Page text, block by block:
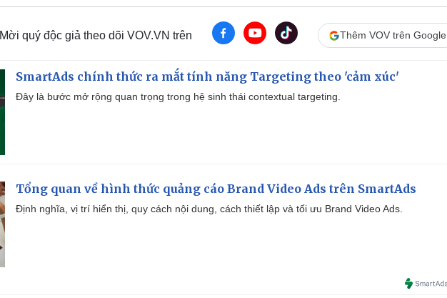
Mời quý độc giả theo dõi VOV.VN trên Thêm VOV trên Google
SmartAds chính thức ra mắt tính năng Targeting theo 'cảm xúc'
Đây là bước mở rộng quan trọng trong hệ sinh thái contextual targeting.
Tổng quan về hình thức quảng cáo Brand Video Ads trên SmartAds
Định nghĩa, vị trí hiển thị, quy cách nội dung, cách thiết lập và tối ưu Brand Video Ads.